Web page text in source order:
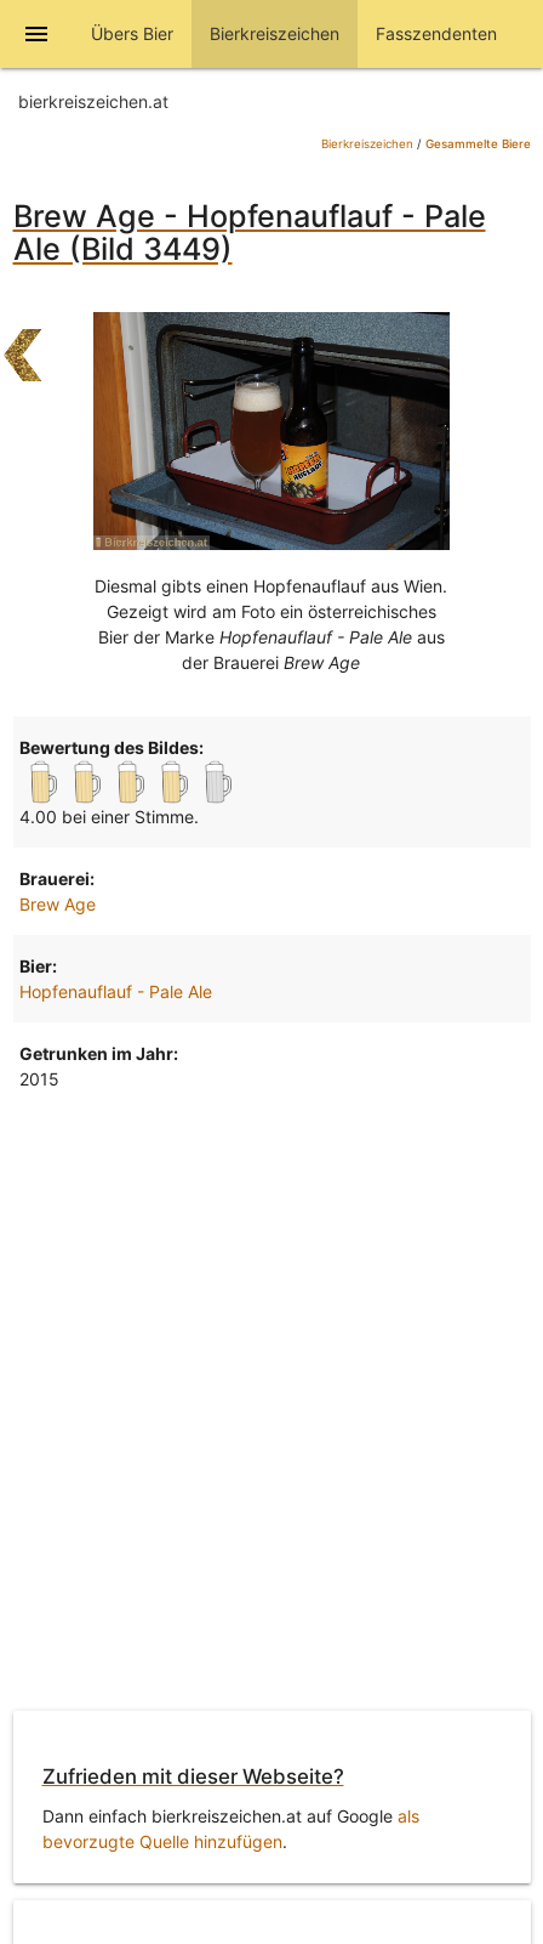
menu Übers Bier Bierkreiszeichen Fasszendenten
bierkreiszeichen.at
Bierkreiszeichen / Gesammelte Biere
Brew Age - Hopfenauflauf - Pale
Ale (Bild 3449)
Diesmal gibts einen Hopfenauflauf aus Wien.
Gezeigt wird am Foto ein österreichisches
Bier der Marke Hopfenauflauf - Pale Aleaus
der BrauereiBrew Age
Bewertung des Bildes:
4.00 bei einer Stimme.
Brauerei:
Brew Age
Bier:
Hopfenauflauf - Pale Ale
Getrunken im Jahr:
2015
Zufrieden mit dieser Webseite?
Dann einfach bierkreiszeichen.at auf Google als
bevorzugte Quelle hinzufügen.